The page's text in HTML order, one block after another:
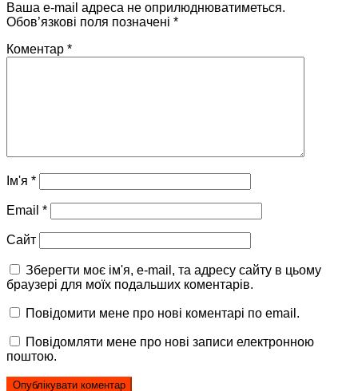
Ваша e-mail адреса не оприлюднюватиметься.
Обов’язкові поля позначені *
Коментар *
Ім'я *
Email *
Сайт
Зберегти моє ім'я, e-mail, та адресу сайту в цьому
браузері для моїх подальших коментарів.
Повідомити мене про нові коментарі по email.
Повідомляти мене про нові записи електронною
поштою.